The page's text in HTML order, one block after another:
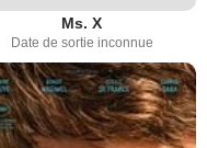
Ms. X
Date de sortie inconnue